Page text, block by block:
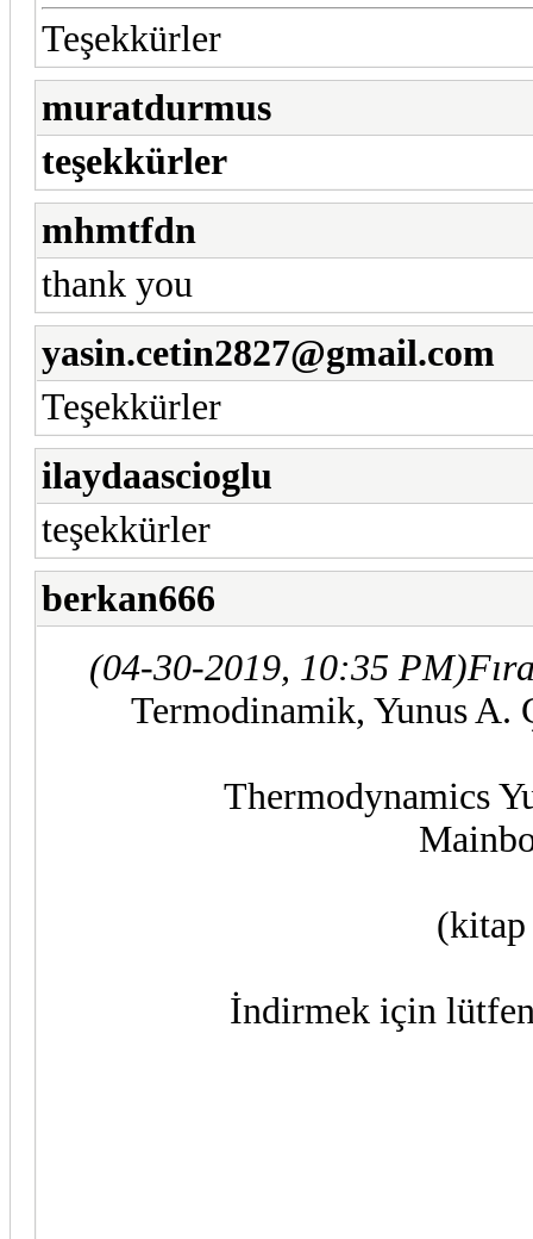
Teşekkürler
muratdurmus
teşekkürler
mhmtfdn
thank you
yasin.cetin2827@gmail.com
Teşekkürler
ilaydaascioglu
teşekkürler
berkan666
(04-30-2019, 10:35 PM)
Termodinamik, Yunus A.
Thermodynamics
İndirmek için lütfen